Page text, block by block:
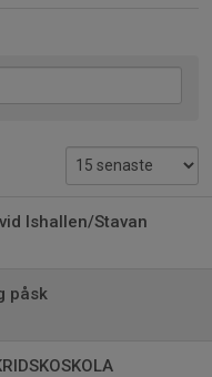
Ishallen/Stavan
påsk